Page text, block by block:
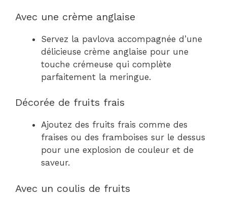
Avec une crème anglaise
Servez la pavlova accompagnée d’une
délicieuse crème anglaise pour une
touche crémeuse qui complète
parfaitement la meringue.
Décorée de fruits frais
Ajoutez des fruits frais comme des
fraises ou des framboises sur le dessus
pour une explosion de couleur et de
saveur.
Avec un coulis de fruits